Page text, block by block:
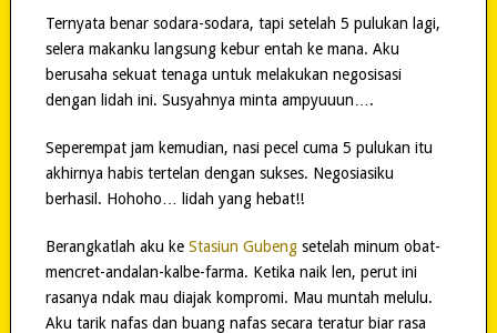
Ternyata benar sodara-sodara, tapi setelah 5 pulukan lagi,
selera makanku langsung kebur entah ke mana. Aku
berusaha sekuat tenaga untuk melakukan negosisasi
dengan lidah ini. Susyahnya minta ampyuuun….
Seperempat jam kemudian, nasi pecel cuma 5 pulukan itu
akhirnya habis tertelan dengan sukses. Negosiasiku
berhasil. Hohoho… lidah yang hebat!!
Berangkatlah aku ke Stasiun Gubeng setelah minum obat-
mencret-andalan-kalbe-farma. Ketika naik len, perut ini
rasanya ndak mau diajak kompromi. Mau muntah melulu.
Aku tarik nafas dan buang nafas secara teratur biar rasa